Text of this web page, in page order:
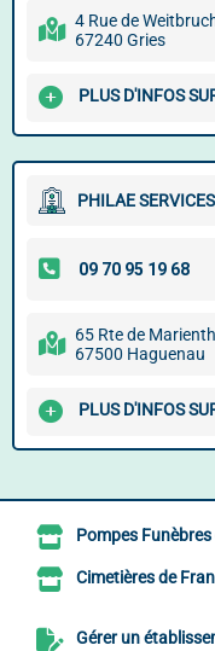
4 Rue de
67240 Gries
PLUS D'INFOS
PHILAE
65 Rte de
67500 Haguenau
PLUS D'INFOS
Pompes
Cimetières de
Gérer un